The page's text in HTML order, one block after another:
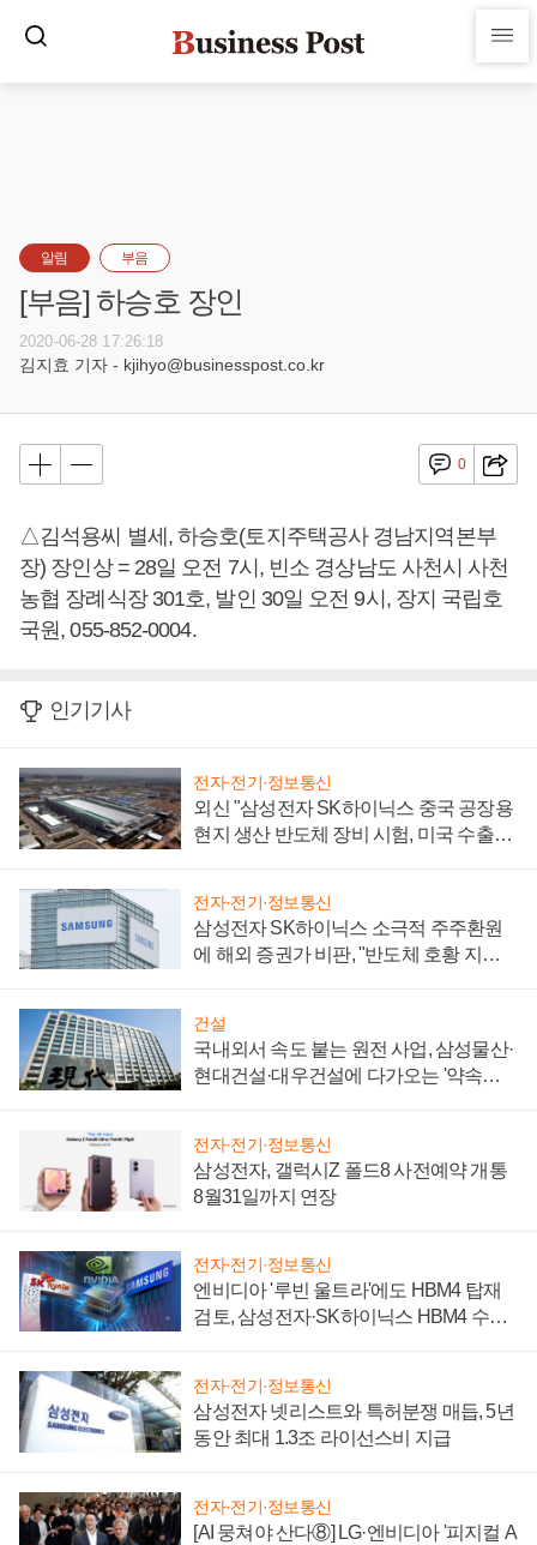
알림 부음
[부음] 하승호 장인
2020-06-28 17:26:18
김지효 기자 - kjihyo@businesspost.co.kr
0
△김석용씨 별세, 하승호(토지주택공사 경남지역본부
장) 장인상 = 28일 오전 7시, 빈소 경상남도 사천시 사천
농협 장례식장 301호, 발인 30일 오전 9시, 장지 국립호
국원, 055-852-0004.
인기기사
전자·전기·정보통신
외신 "삼성전자 SK하이닉스 중국 공장용
현지 생산 반도체 장비 시험, 미국 수출통
전자·전기·정보통신
삼성전자 SK하이닉스 소극적 주주환원
에 해외 증권가 비판, "반도체 호황 지속
건설
국내외서 속도 붙는 원전 사업, 삼성물산·
현대건설·대우건설에 다가오는 '약속의
전자·전기·정보통신
삼성전자, 갤럭시Z 폴드8 사전예약 개통
8월31일까지 연장
전자·전기·정보통신
엔비디아 '루빈 울트라'에도 HBM4 탑재
검토, 삼성전자·SK하이닉스 HBM4 수율
전자·전기·정보통신
삼성전자 넷리스트와 특허분쟁 매듭, 5년
동안 최대 1.3조 라이선스비 지급
전자·전기·정보통신
[AI 뭉쳐야 산다⑧] LG·엔비디아 '피지컬 A